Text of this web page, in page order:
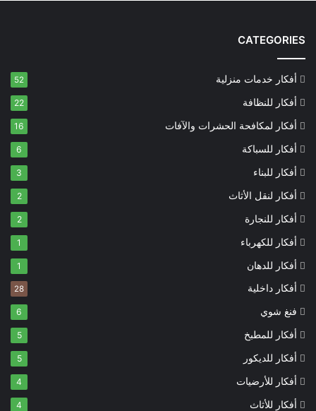
CATEGORIES
أفكار خدمات منزلية 52
أفكار للنظافة 22
أفكار لمكافحة الحشرات والآفات 16
أفكار للسباكة 6
أفكار للبناء 3
أفكار لنقل الأثاث 2
أفكار للنجارة 2
أفكار للكهرباء 1
أفكار للدهان 1
أفكار داخلية 28
فنغ شوي 6
أفكار للمطبخ 5
أفكار للديكور 5
أفكار للأرضيات 4
أفكار للأثاث 4